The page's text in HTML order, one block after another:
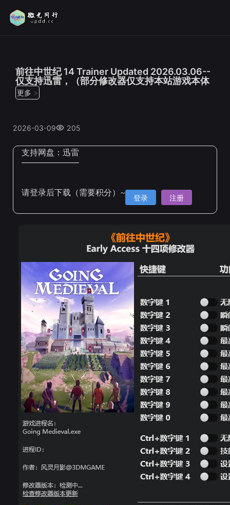
前往中世纪 14 Trainer Updated 2026.03.06--
仅支持迅雷，（部分修改器仅支持本站游戏本体
更多 >
2026-03-09 205
支持网盘： 迅雷
请登录后下载（需要积分）~ 登录 注册